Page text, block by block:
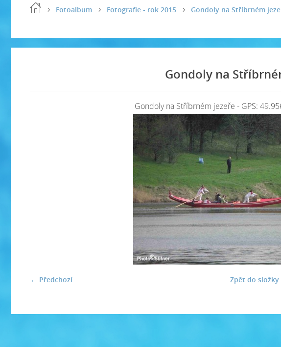
Fotoalbum Fotografie - rok 2015 Gondoly na Stříbrném
Gondoly na
Gondoly na Stříbrném jezeře - GPS:
← Předchozí Zpět do složky